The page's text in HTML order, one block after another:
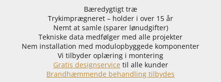
Bæredygtigt træ
Trykimprægneret – holder i over 15 år
Nemt at samle (sparer lønudgifter)
Tekniske data medfølger med alle projekter
Nem installation med modulopbyggede komponenter
Vi tilbyder oplæring i montering
Gratis designservice til alle kunder
Brandhæmmende behandling tilbydes